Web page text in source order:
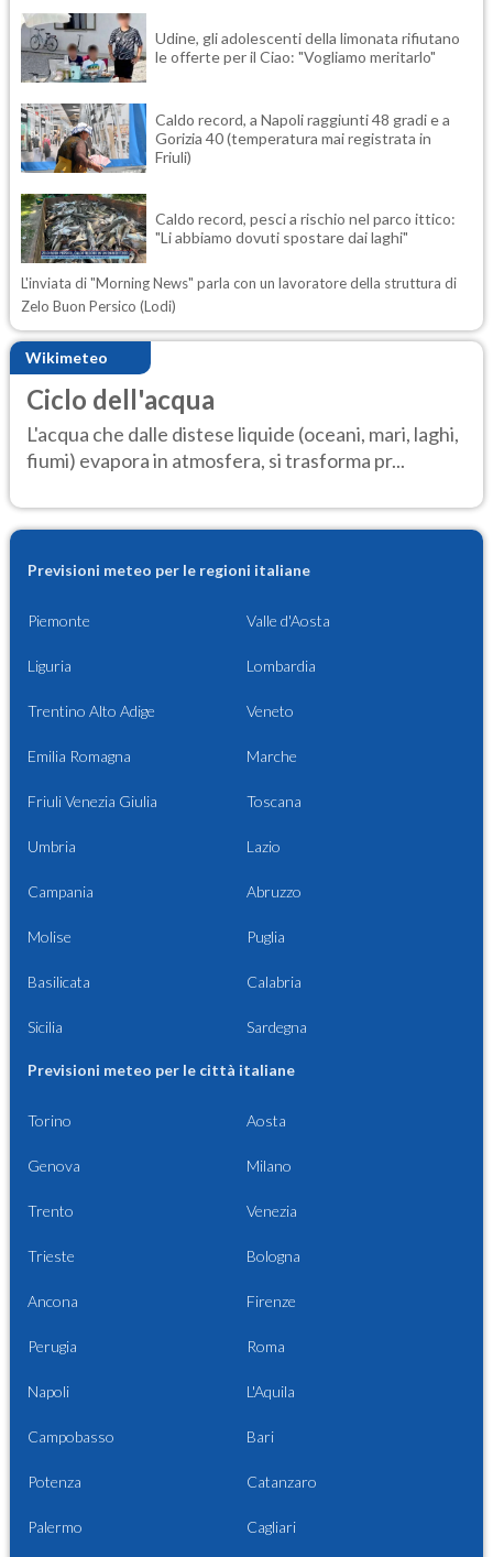
Udine, gli adolescenti della limonata rifiutano
le offerte per il Ciao: "Vogliamo meritarlo"
Caldo record, a Napoli raggiunti 48 gradi e a
Gorizia 40 (temperatura mai registrata in
Friuli)
Caldo record, pesci a rischio nel parco ittico:
"Li abbiamo dovuti spostare dai laghi"
L'inviata di "Morning News" parla con un lavoratore della struttura di
Zelo Buon Persico (Lodi)
Wikimeteo
Ciclo dell'acqua
L'acqua che dalle distese liquide (oceani, mari, laghi,
fiumi) evapora in atmosfera, si trasforma pr...
Previsioni meteo per le regioni italiane
Piemonte Valle d'Aosta
Liguria Lombardia
Trentino Alto Adige Veneto
Emilia Romagna Marche
Friuli Venezia Giulia Toscana
Umbria Lazio
Campania Abruzzo
Molise Puglia
Basilicata Calabria
Sicilia Sardegna
Previsioni meteo per le città italiane
Torino Aosta
Genova Milano
Trento Venezia
Trieste Bologna
Ancona Firenze
Perugia Roma
Napoli L'Aquila
Campobasso Bari
Potenza Catanzaro
Palermo Cagliari